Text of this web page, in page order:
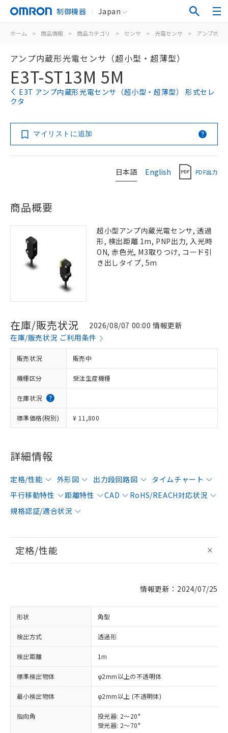
制御機器 Japan
ホーム > 商品情報 > 商品カテゴリ > センサ > 光電センサ > アンプ内蔵
アンプ内蔵形光電センサ（超小型・超薄型）
E3T-ST13M 5M
E3T アンプ内蔵形光電センサ（超小型・超薄型） 形式セレ
クタ
マイリストに追加
日本語 English PDF出力
商品概要
超小型アンプ内蔵光電センサ, 透過
形, 検出距離 1m, PNP出力, 入光時
ON, 赤色光, M3取りつけ, コード引
き出しタイプ, 5m
在庫/販売状況
2026/08/07 00:00 情報更新
在庫/販売状況 ご利用条件
販売状況 販売中
機種区分 受注生産機種
在庫状況
標準価格(税別) ¥ 11,800
詳細情報
定格/性能 外形図 出力段回路図
タイムチャート
平行移動特性
距離特性 CAD
RoHS/REACH対応状況
規格認証/適合状況
定格/性能
情報更新：2024/07/25
形状 角型
検出方式 透過形
検出距離 1m
標準検出物体 φ2mm以上の不透明体
最小検出物体 φ2mm以上 (不透明体)
指向角
投光器: 2～20°
受光器: 2～70°